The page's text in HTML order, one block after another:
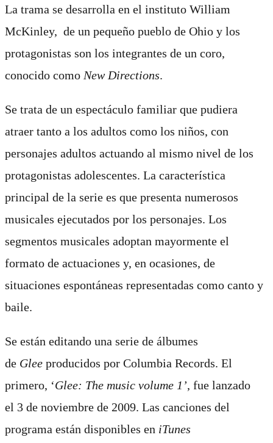
La trama se desarrolla en el instituto William
McKinley, de un pequeño pueblo de Ohio y los
protagonistas son los integrantes de un coro,
conocido como New Directions.
Se trata de un espectáculo familiar que pudiera
atraer tanto a los adultos como los niños, con
personajes adultos actuando al mismo nivel de los
protagonistas adolescentes. La característica
principal de la serie es que presenta numerosos
musicales ejecutados por los personajes. Los
segmentos musicales adoptan mayormente el
formato de actuaciones y, en ocasiones, de
situaciones espontáneas representadas como canto y
baile.
Se están editando una serie de álbumes
de Glee producidos por Columbia Records. El
primero, ‘Glee: The music volume 1’, fue lanzado
el 3 de noviembre de 2009. Las canciones del
programa están disponibles en iTunes